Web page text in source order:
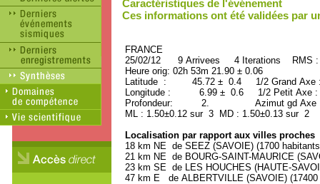
Caractéristiques de l'événement
Ces informations ont été validées par
FRANCE ORID :
25/02/12 9 Arrivees 4 Iterations RMS
Heure orig: 02h 53m 21.90 ± 0.06
Latitude : 45.72 ± 0.4 1/2 Grand
Longitude : 6.99 ± 0.6 1/2 Petit Axe
Profondeur: 2. Azimut gd Axe :
ML : 1.50±0.12 sur 3 MD : 1.50±0.13 sur 2
Localisation par rapport aux villes proches
18 km NE de SEEZ (SAVOIE) (1700
21 km NE de BOURG-SAINT-MAURICE
23 km SE de LES HOUCHES (HAUTE-
47 km E de ALBERTVILLE (SAVOIE) (17400